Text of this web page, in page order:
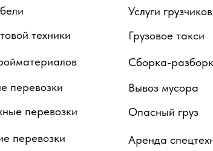
техники
перевозки
перевозки
перевозки
Услуги грузчиков
Грузовое такси
Сборка-
Вывоз мусора
Опасный груз
Аренда